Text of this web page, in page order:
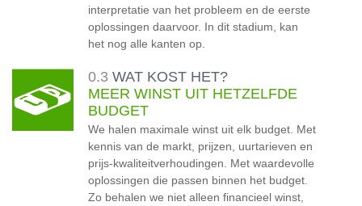
interpretatie van het probleem en de eerste
oplossingen daarvoor. In dit stadium, kan
het nog alle kanten op.
0.3 WAT KOST HET?
MEER WINST UIT HETZELFDE
BUDGET
We halen maximale winst uit elk budget. Met
kennis van de markt, prijzen, uurtarieven en
prijs-kwaliteitverhoudingen. Met waardevolle
oplossingen die passen binnen het budget.
Zo behalen we niet alleen financieel winst,